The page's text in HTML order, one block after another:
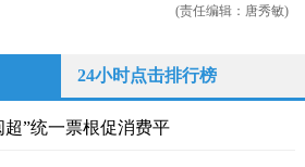
(责任编辑：唐秀敏)
24小时点击排行榜
”统一票根促消费平